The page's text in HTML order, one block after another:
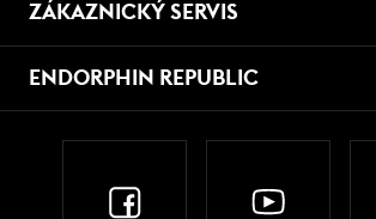
ZÁKAZNICKÝ SERVIS
ENDORPHIN REPUBLIC